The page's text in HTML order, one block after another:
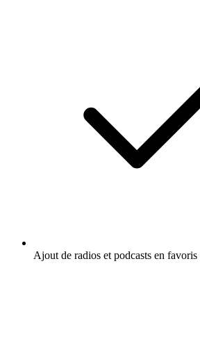
Ajout de radios et podcasts en favoris